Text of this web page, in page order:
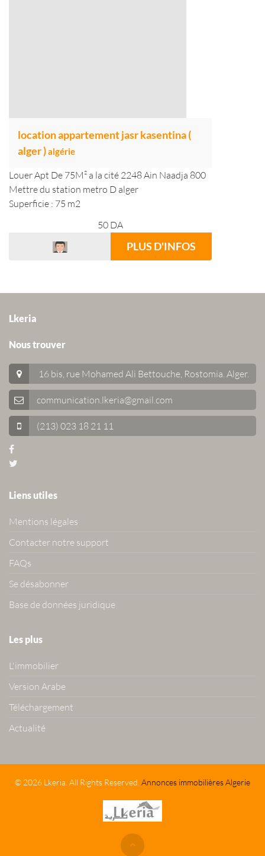
location appartement jasr kasentina (
alger )algérie
Louer Apt De 75M² a la cité 2248 Ain Naadja 800
Mettre du station metro D alger
Superficie : 75 m2
50 DA
PLUS D'INFOS
Lkeria
Nous trouver
16 bis, rue Mohamed Ali Bettouche, Rostomia. Alger.
communication.lkeria@gmail.com
(213) 023 18 21 11
Liens utiles
Mentions légales
Contacter notre support
FAQs
Se désabonner
Base de données juridique
Les plus
L'immobilier
Version Arabe
Téléchargement
Actualité
© 2026 Lkeria. All Rights Reserved. Annonces immobilières Algerie